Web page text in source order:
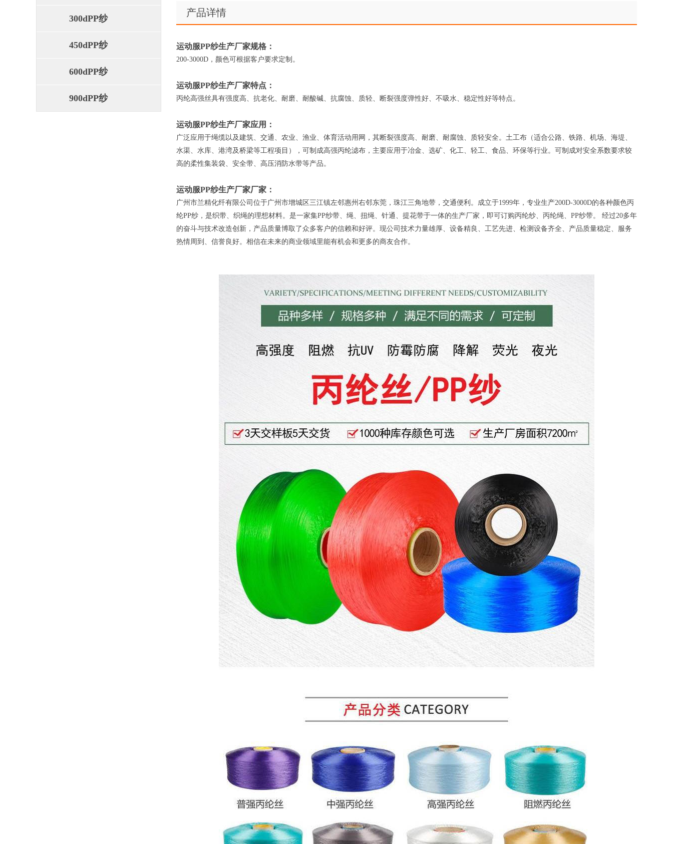
300dPP纱
450dPP纱
600dPP纱
900dPP纱
产品详情
运动服PP纱生产厂家规格：
200-3000D，颜色可根据客户要求定制。
运动服PP纱生产厂家特点：
丙纶高强丝具有强度高、抗老化、耐磨、耐酸碱、抗腐蚀、质轻、断裂强度弹性好、不吸水、稳定性好等特点。
运动服PP纱生产厂家应用：
广泛应用于绳缆以及建筑、交通、农业、渔业、体育活动用网，其断裂强度高、耐磨、耐腐蚀、质轻安全。土工布（适合公路、铁路、机场、海堤、
水渠、水库、港湾及桥梁等工程项目），可制成高强丙纶滤布，主要应用于冶金、选矿、化工、轻工、食品、环保等行业。可制成对安全系数要求较
高的柔性集装袋、安全带、高压消防水带等产品。
运动服PP纱生产厂家厂家：
广州市兰精化纤有限公司位于广州市增城区三江镇左邻惠州右邻东莞，珠江三角地带，交通便利。成立于1999年，专业生产200D-3000D的各种颜色丙
纶PP纱，是织带、织绳的理想材料。是一家集PP纱带、绳、扭绳、针通、提花带于一体的生产厂家，即可订购丙纶纱、丙纶绳、PP纱带。 经过20多年
的奋斗与技术改造创新，产品质量博取了众多客户的信赖和好评。现公司技术力量雄厚、设备精良、工艺先进、检测设备齐全、产品质量稳定、服务
热情周到、信誉良好。相信在未来的商业领域里能有机会和更多的商友合作。